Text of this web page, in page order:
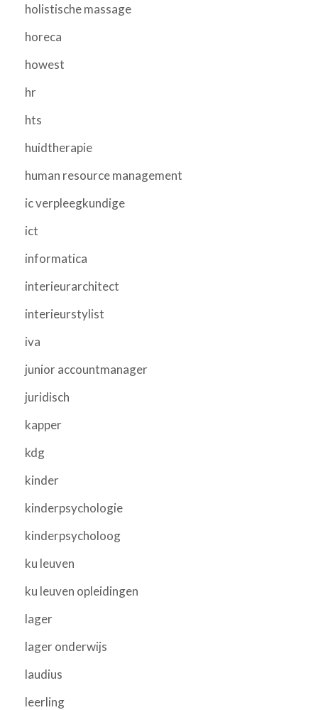
holistische massage
horeca
howest
hr
hts
huidtherapie
human resource management
ic verpleegkundige
ict
informatica
interieurarchitect
interieurstylist
iva
junior accountmanager
juridisch
kapper
kdg
kinder
kinderpsychologie
kinderpsycholoog
ku leuven
ku leuven opleidingen
lager
lager onderwijs
laudius
leerling